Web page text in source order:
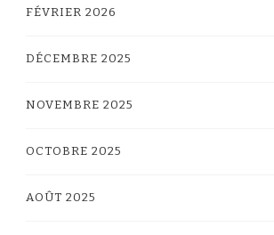
FÉVRIER 2026
DÉCEMBRE 2025
NOVEMBRE 2025
OCTOBRE 2025
AOÛT 2025